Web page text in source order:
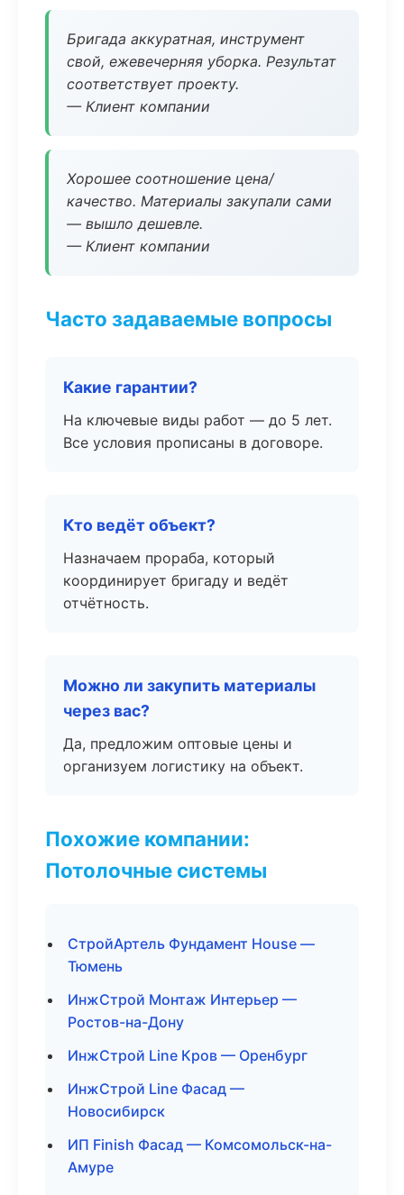
Бригада аккуратная, инструмент
свой, ежевечерняя уборка. Результат
соответствует проекту.
— Клиент компании
Хорошее соотношение цена/
качество. Материалы закупали сами
— вышло дешевле.
— Клиент компании
Часто задаваемые вопросы
Какие гарантии?
На ключевые виды работ — до 5 лет.
Все условия прописаны в договоре.
Кто ведёт объект?
Назначаем прораба, который
координирует бригаду и ведёт
отчётность.
Можно ли закупить материалы
через вас?
Да, предложим оптовые цены и
организуем логистику на объект.
Похожие компании:
Потолочные системы
СтройАртель Фундамент House —
Тюмень
ИнжСтрой Монтаж Интерьер —
Ростов-на-Дону
ИнжСтрой Line Кров — Оренбург
ИнжСтрой Line Фасад —
Новосибирск
ИП Finish Фасад — Комсомольск-на-
Амуре